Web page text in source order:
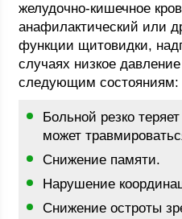
желудочно-кишечное
анафилактический или
функции щитовидки,
случаях низкое
следующим состояниям:
Больной резко
может
Снижение памяти.
Нарушение
Снижение остроты